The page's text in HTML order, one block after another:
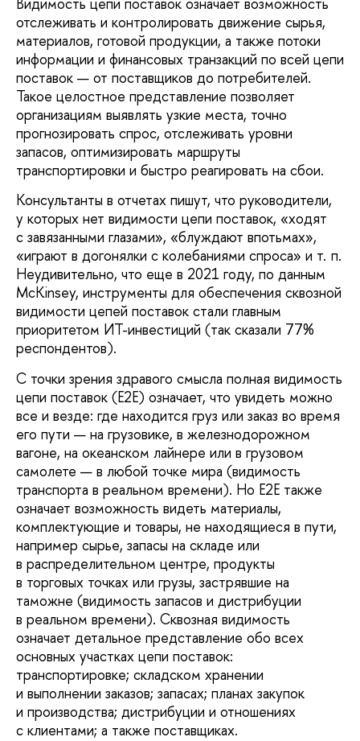
отслеживать и контролировать движение сырья,
материалов, готовой продукции, а также потоки
информации и финансовых транзакций по всей цепи
поставок — от поставщиков до потребителей.
Такое целостное представление позволяет
организациям выявлять узкие места, точно
прогнозировать спрос, отслеживать уровни
запасов, оптимизировать маршруты
транспортировки и быстро реагировать на сбои.
Консультанты в отчетах пишут, что руководители,
у которых нет видимости цепи поставок, «ходят
с завязанными глазами», «блуждают впотьмах»,
«играют в догонялки с колебаниями спроса» и т. п.
Неудивительно, что еще в 2021 году, по данным
McKinsey, инструменты для обеспечения сквозной
видимости цепей поставок стали главным
приоритетом ИТ-инвестиций (так сказали 77%
респондентов).
С точки зрения здравого смысла полная видимость
цепи поставок (E2E) означает, что увидеть можно
все и везде: где находится груз или заказ во время
его пути — на грузовике, в железнодорожном
вагоне, на океанском лайнере или в грузовом
самолете — в любой точке мира (видимость
транспорта в реальном времени). Но E2E также
означает возможность видеть материалы,
комплектующие и товары, не находящиеся в пути,
например сырье, запасы на складе или
в распределительном центре, продукты
в торговых точках или грузы, застрявшие на
таможне (видимость запасов и дистрибуции
в реальном времени). Сквозная видимость
означает детальное представление обо всех
основных участках цепи поставок:
транспортировке; складском хранении
и выполнении заказов; запасах; планах закупок
и производства; дистрибуции и отношениях
с клиентами; а также поставщиках.